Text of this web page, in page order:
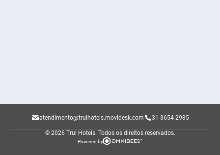
atendimento@trulhoteis.movidesk.com 31 3654-2985
© 2026 Trul Hoteis. Todos os direitos reservados.
Powered by